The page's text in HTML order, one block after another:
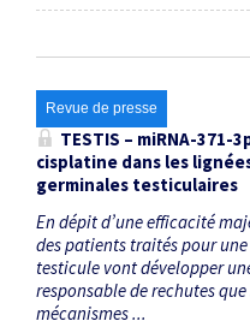
Revue de presse
TESTIS – miRNA-
cisplatine dans les
germinales testiculaires
En dépit d’une efficacité
des patients traités pour
testicule vont développer
responsable de rechutes
mécanismes ...